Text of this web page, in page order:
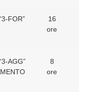
FOR”
16
ore
AGG”
8
ore